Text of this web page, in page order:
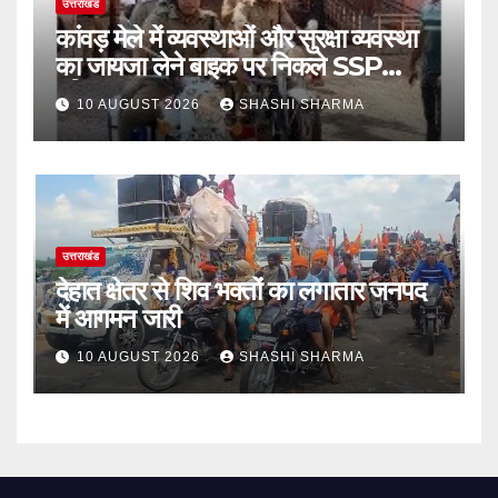
उत्तराखंड
कांवड़ मेले में व्यवस्थाओं और सुरक्षा व्यवस्था
का जायजा लेने बाइक पर निकले SSP
हरिद्वार
10 AUGUST 2026 SHASHI SHARMA
उत्तराखंड
देहात क्षेत्र से शिव भक्तों का लगातार जनपद
में आगमन जारी
10 AUGUST 2026 SHASHI SHARMA